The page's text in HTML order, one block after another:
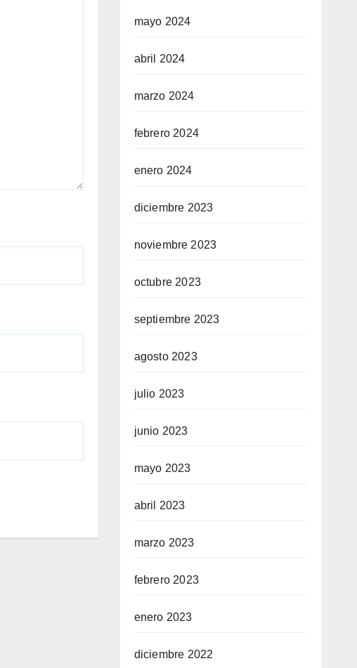
mayo 2024
abril 2024
marzo 2024
febrero 2024
enero 2024
diciembre 2023
noviembre 2023
octubre 2023
septiembre 2023
agosto 2023
julio 2023
junio 2023
mayo 2023
abril 2023
marzo 2023
febrero 2023
enero 2023
diciembre 2022